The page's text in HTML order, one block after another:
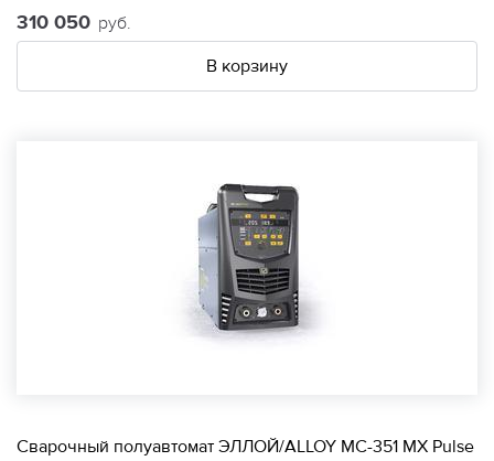
310 050 руб.
В корзину
Сварочный полуавтомат ЭЛЛОЙ/ALLOY МС-351 МХ Pulse